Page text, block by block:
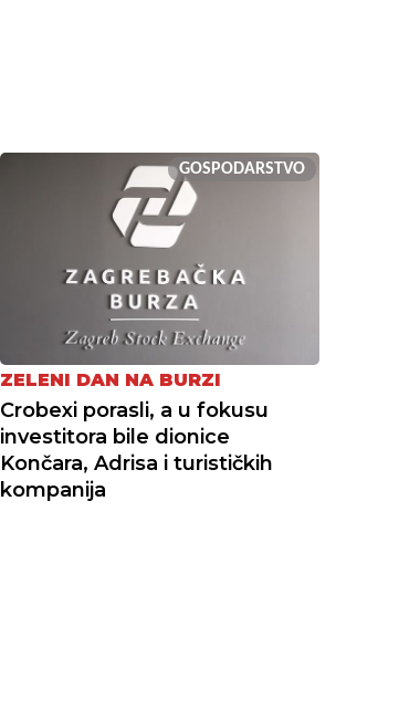
GOSPODARSTVO
ZELENI DAN NA BURZI
Crobexi porasli, a u fokusu
investitora bile dionice
Končara, Adrisa i turističkih
kompanija